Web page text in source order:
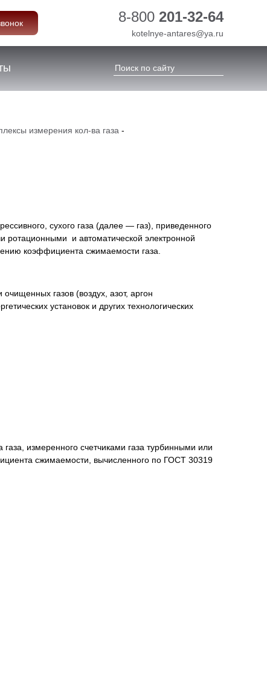
8-800 201-32-64
kotelnye-antares@ya.ru
измерения кол-ва газа -
сухого газа (далее — газ), приведенного
ротационными и автоматической электронной
коэффициента сжимаемости газа.
газов (воздух, азот, аргон
установок и других технологических
измеренного счетчиками газа турбинными или
сжимаемости, вычисленного по ГОСТ 30319